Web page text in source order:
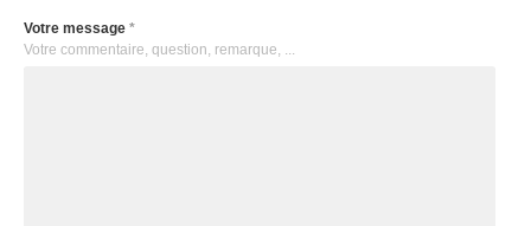
Votre message *
Votre commentaire, question, remarque, ...